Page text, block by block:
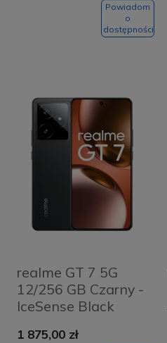
Powiadom
o
dostępności
realme GT 7 5G
12/256 GB Czarny -
IceSense Black
1 875,00 zł